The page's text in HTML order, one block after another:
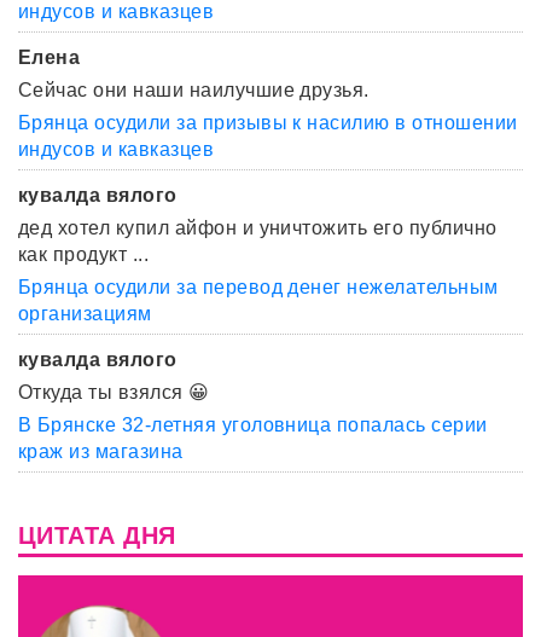
индусов и кавказцев
Елена
Сейчас они наши наилучшие друзья.
Брянца осудили за призывы к насилию в отношении
индусов и кавказцев
кувалда вялого
дед хотел купил айфон и уничтожить его публично
как продукт ...
Брянца осудили за перевод денег нежелательным
организациям
кувалда вялого
Откуда ты взялся 😀
В Брянске 32-летняя уголовница попалась серии
краж из магазина
ЦИТАТА ДНЯ